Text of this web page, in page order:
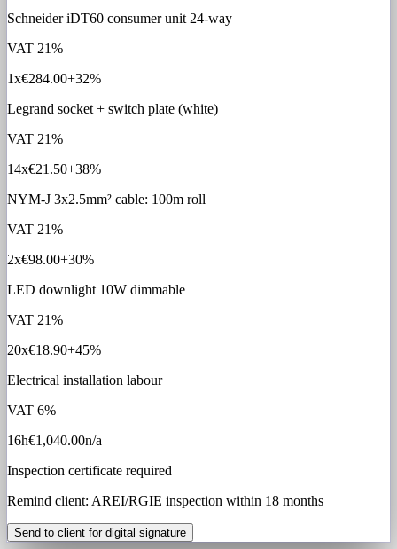
Schneider iDT60 consumer unit 24-way
VAT 21%
1x€284.00+32%
Legrand socket + switch plate (white)
VAT 21%
14x€21.50+38%
NYM-J 3x2.5mm² cable: 100m roll
VAT 21%
2x€98.00+30%
LED downlight 10W dimmable
VAT 21%
20x€18.90+45%
Electrical installation labour
VAT 6%
16h€1,040.00n/a
Inspection certificate required
Remind client: AREI/RGIE inspection within 18 months
Send to client for digital signature